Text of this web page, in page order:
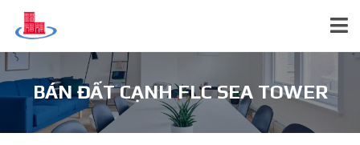
BÁN ĐẤT CẠNH FLC SEA TOWER